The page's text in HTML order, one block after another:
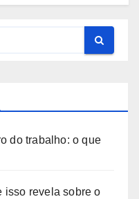
do trabalho: o que
isso revela sobre o